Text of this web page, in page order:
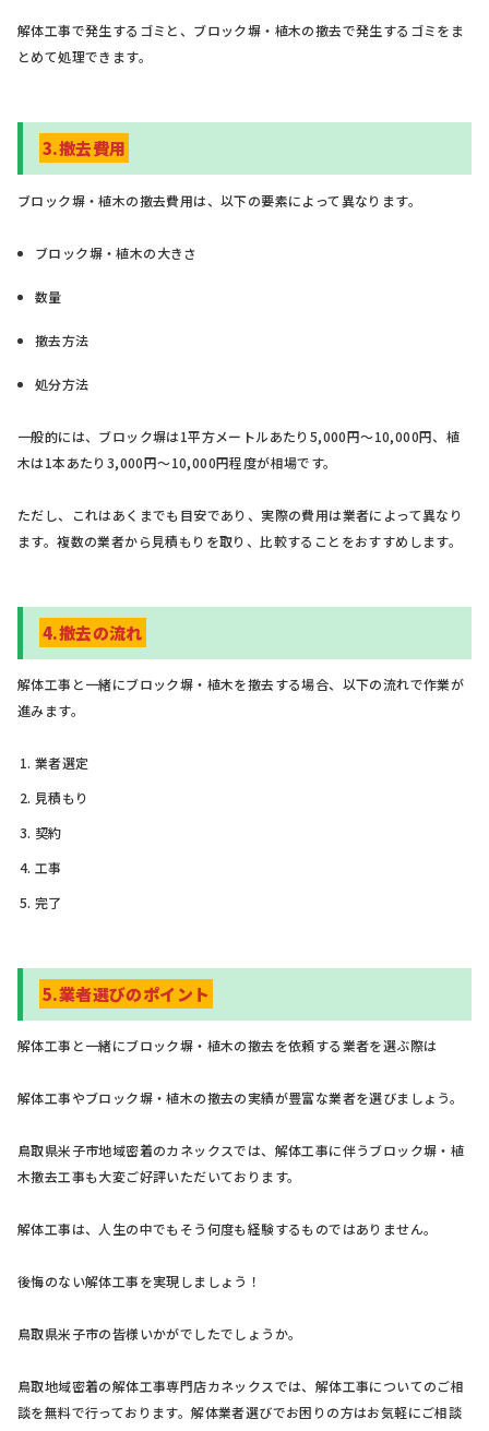
解体工事で発生するゴミと、ブロック塀・植木の撤去で発生するゴミをま
とめて処理できます。
3.撤去費用
ブロック塀・植木の撤去費用は、以下の要素によって異なります。
ブロック塀・植木の大きさ
数量
撤去方法
処分方法
一般的には、ブロック塀は1平方メートルあたり5,000円～10,000円、植
木は1本あたり3,000円～10,000円程度が相場です。
ただし、これはあくまでも目安であり、実際の費用は業者によって異なり
ます。複数の業者から見積もりを取り、比較することをおすすめします。
4.撤去の流れ
解体工事と一緒にブロック塀・植木を撤去する場合、以下の流れで作業が
進みます。
業者選定
見積もり
契約
工事
完了
5.業者選びのポイント
解体工事と一緒にブロック塀・植木の撤去を依頼する業者を選ぶ際は
解体工事やブロック塀・植木の撤去の実績が豊富な業者を選びましょう。
鳥取県米子市地域密着のカネックスでは、解体工事に伴うブロック塀・植
木撤去工事も大変ご好評いただいております。
解体工事は、人生の中でもそう何度も経験するものではありません。
後悔のない解体工事を実現しましょう！
鳥取県米子市の皆様いかがでしたでしょうか。
鳥取地域密着の解体工事専門店カネックスでは、解体工事についてのご相
談を無料で行っております。解体業者選びでお困りの方はお気軽にご相談